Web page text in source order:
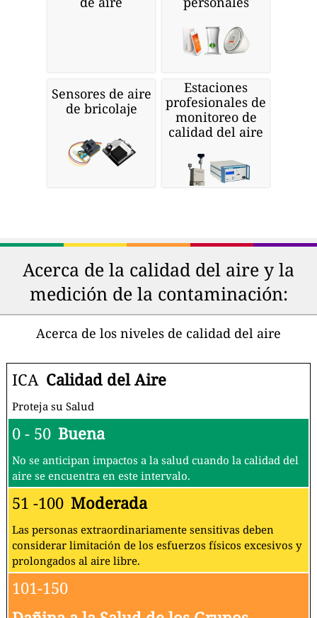
Sensores de aire
de bricolaje
Estaciones
profesionales de
monitoreo de
calidad del aire
Acerca de la calidad del aire y la
medición de la contaminación:
Acerca de los niveles de calidad del aire
ICA Calidad del Aire
Proteja su Salud
0 - 50 Buena
No se anticipan impactos a la salud cuando la calidad del
aire se encuentra en este intervalo.
51 -100 Moderada
Las personas extraordinariamente sensitivas deben
considerar limitación de los esfuerzos físicos excesivos y
prolongados al aire libre.
101-150